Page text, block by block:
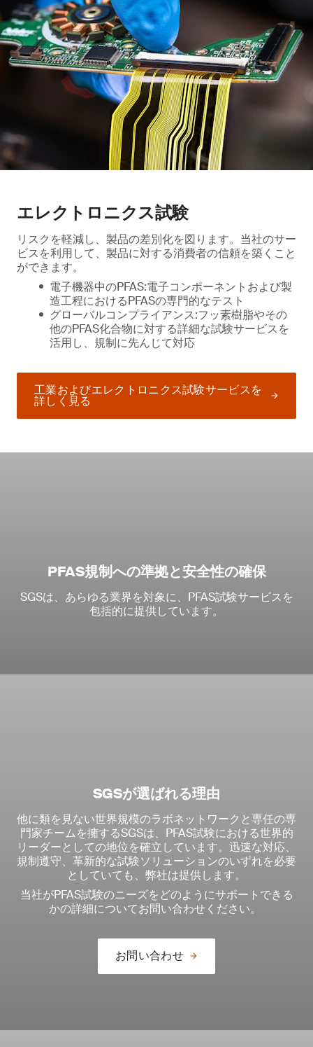
エレクトロニクス試験
リスクを軽減し、製品の差別化を図ります。当社のサー
ビスを利用して、製品に対する消費者の信頼を築くこと
ができます。
電子機器中のPFAS:電子コンポーネントおよび製
造工程におけるPFASの専門的なテスト
グローバルコンプライアンス:フッ素樹脂やその
他のPFAS化合物に対する詳細な試験サービスを
活用し、規制に先んじて対応
工業およびエレクトロニクス試験サービスを
詳しく見る
PFAS規制への準拠と安全性の確保
SGSは、あらゆる業界を対象に、PFAS試験サービスを
包括的に提供しています。
SGSが選ばれる理由
他に類を見ない世界規模のラボネットワークと専任の専
門家チームを擁するSGSは、PFAS試験における世界的
リーダーとしての地位を確立しています。迅速な対応、
規制遵守、革新的な試験ソリューションのいずれを必要
としていても、弊社は提供します。
当社がPFAS試験のニーズをどのようにサポートできる
かの詳細についてお問い合わせください。
お問い合わせ